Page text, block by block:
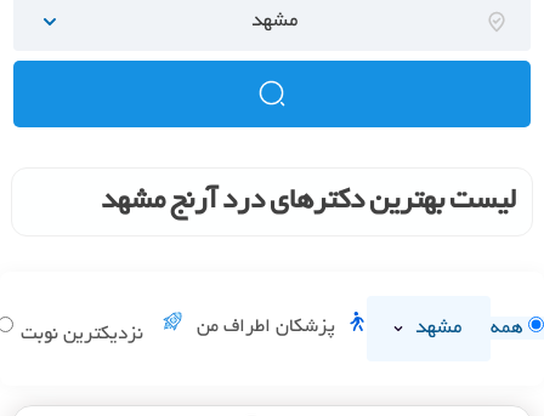
مشهد
لیست بهترین دکترهای درد آرنج مشهد
همه مشهد پزشکان اطراف من نزدیکترین نوبت